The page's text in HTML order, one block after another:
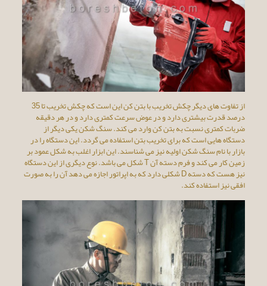
از تفاوت های دیگر چکش تخریب با بتن کن این است که چکش تخریب تا 35
درصد قدرت بیشتری دارد و در عوض سرعت کمتری دارد و در هر دقیقه
ضربات کمتری نسبت به بتن کن وارد می کند. سنگ شکن یکی دیگر از
دستگاه هایی است که برای تخریب بتن استفاده می گردد. این دستگاه را در
بازار با نام سنگ شکن اولیه نیز می شناسند. این ابزار اغلب به شکل عمود بر
زمین کار می کند و فرم دسته آن T شکل می باشد. نوع دیگری از این دستگاه
نیز هست که دسته D شکلی دارد که به اپراتور اجازه می دهد آن را به صورت
افقی نیز استفاده کند.